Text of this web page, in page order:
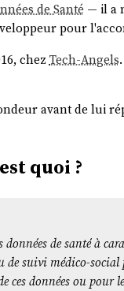
de Santé — il a
pour
chez Tech-Angels
avant de lui
quoi ?
de santé à
suivi médico-
données ou pour